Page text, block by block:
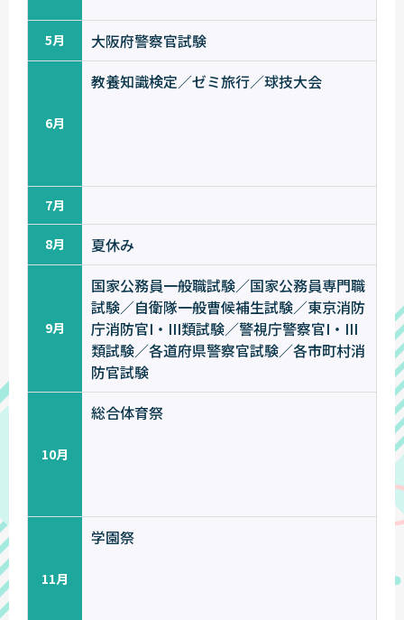
5月 大阪府警察官試験
6月
教養知識検定／ゼミ旅行／球技大会
7月
8月 夏休み
9月
国家公務員一般職試験／国家公務員専門職
試験／自衛隊一般曹候補生試験／東京消防
庁消防官I・III類試験／警視庁警察官I・III
類試験／各道府県警察官試験／各市町村消
防官試験
10月
総合体育祭
11月
学園祭